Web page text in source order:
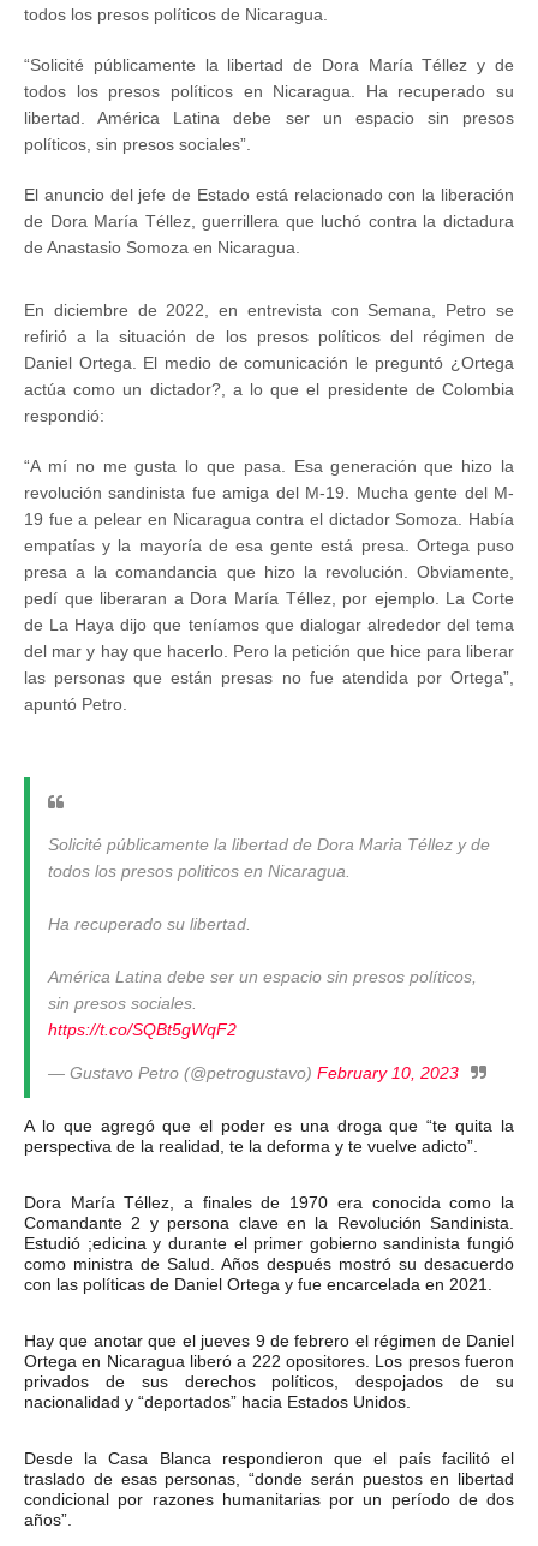
todos los presos políticos de Nicaragua.
“Solicité públicamente la libertad de Dora María Téllez y de
todos los presos políticos en Nicaragua. Ha recuperado su
libertad. América Latina debe ser un espacio sin presos
políticos, sin presos sociales”.
El anuncio del jefe de Estado está relacionado con la liberación
de Dora María Téllez, guerrillera que luchó contra la dictadura
de Anastasio Somoza en Nicaragua.
En diciembre de 2022, en entrevista con Semana, Petro se
refirió a la situación de los presos políticos del régimen de
Daniel Ortega. El medio de comunicación le preguntó ¿Ortega
actúa como un dictador?, a lo que el presidente de Colombia
respondió:
“A mí no me gusta lo que pasa. Esa generación que hizo la
revolución sandinista fue amiga del M-19. Mucha gente del M-
19 fue a pelear en Nicaragua contra el dictador Somoza. Había
empatías y la mayoría de esa gente está presa. Ortega puso
presa a la comandancia que hizo la revolución. Obviamente,
pedí que liberaran a Dora María Téllez, por ejemplo. La Corte
de La Haya dijo que teníamos que dialogar alrededor del tema
del mar y hay que hacerlo. Pero la petición que hice para liberar
las personas que están presas no fue atendida por Ortega”,
apuntó Petro.
Solicité públicamente la libertad de Dora Maria Téllez y de
todos los presos politicos en Nicaragua.
Ha recuperado su libertad.
América Latina debe ser un espacio sin presos políticos,
sin presos sociales.
https://t.co/SQBt5gWqF2
— Gustavo Petro (@petrogustavo) February 10, 2023
A lo que agregó que el poder es una droga que “te quita la
perspectiva de la realidad, te la deforma y te vuelve adicto”.
Dora María Téllez, a finales de 1970 era conocida como la
Comandante 2 y persona clave en la Revolución Sandinista.
Estudió ;edicina y durante el primer gobierno sandinista fungió
como ministra de Salud. Años después mostró su desacuerdo
con las políticas de Daniel Ortega y fue encarcelada en 2021.
Hay que anotar que el jueves 9 de febrero el régimen de Daniel
Ortega en Nicaragua liberó a 222 opositores. Los presos fueron
privados de sus derechos políticos, despojados de su
nacionalidad y “deportados” hacia Estados Unidos.
Desde la Casa Blanca respondieron que el país facilitó el
traslado de esas personas, “donde serán puestos en libertad
condicional por razones humanitarias por un período de dos
años”.